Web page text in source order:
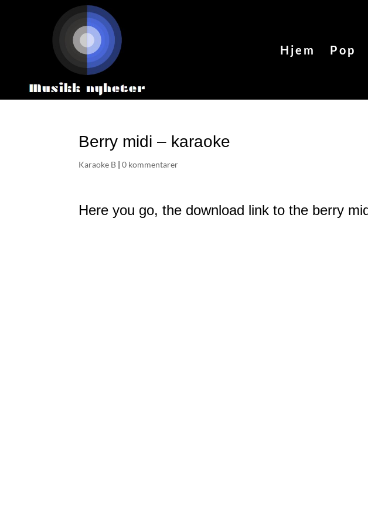
Hjem Pop
Berry midi – karaoke
Karaoke B |0 kommentarer
Here you go, the download link to the berry